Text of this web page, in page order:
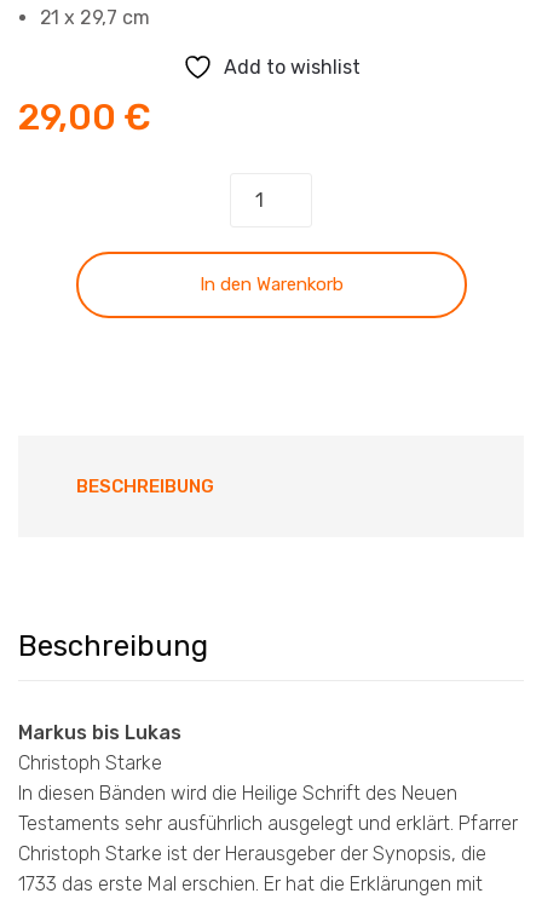
21 x 29,7 cm
Add to wishlist
29,00 €
-
Band
In den Warenkorb
BESCHREIBUNG
Beschreibung
Markus bis Lukas
Christoph Starke
In diesen Bänden wird die Heilige Schrift des Neuen
Testaments sehr ausführlich ausgelegt und erklärt. Pfarrer
Christoph Starke ist der Herausgeber der Synopsis, die
1733 das erste Mal erschien. Er hat die Erklärungen mit